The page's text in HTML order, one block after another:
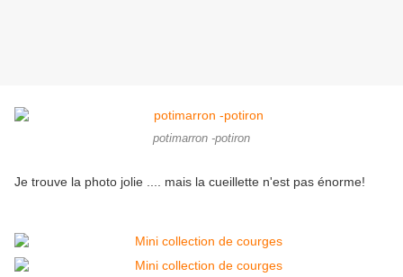
potimarron -potiron
Je trouve la photo jolie .... mais la cueillette n'est pas énorme!